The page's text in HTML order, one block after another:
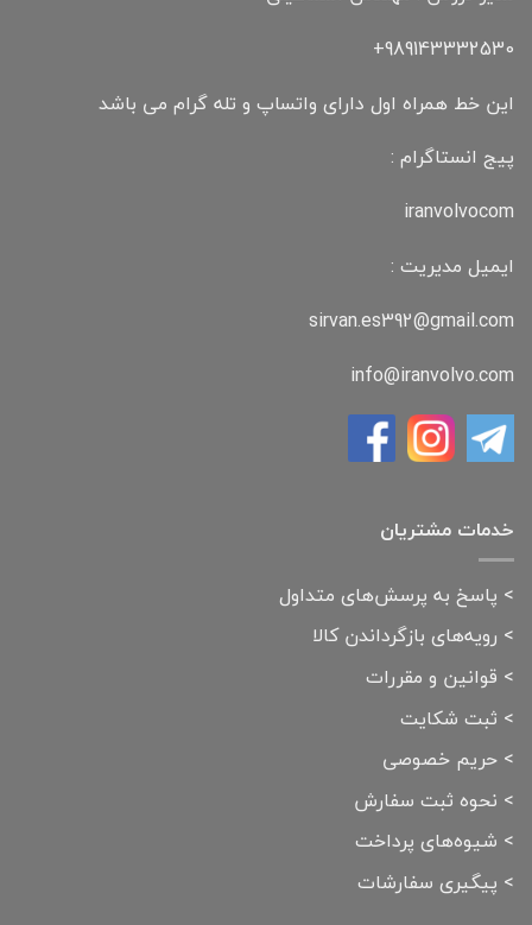
989143332530+
این خط همراه اول دارای واتساپ و تله گرام می باشد
پیج انستاگرام :
iranvolvocom
ایمیل مدیریت :
sirvan.es392@gmail.com
info@iranvolvo.com
خدمات مشتریان
> پاسخ به پرسش‌های متداول
> رویه‌های بازگرداندن کالا
> قوانین و مقررات
> ثبت شکایت
> حریم خصوصی
> نحوه ثبت سفارش
> شیوه‌های پرداخت
> پیگیری سفارشات